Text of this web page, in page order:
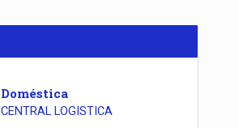
Doméstica
CENTRAL LOGISTICA